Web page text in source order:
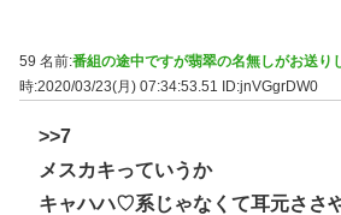
59 名前:番組の途中ですが翡翠の名無しがお送り
時:2020/03/23(月) 07:34:53.51
ID:jnVGgrDW0
>>7
メスカキっていうか
キャハハ♡系じゃなくて耳元ささ